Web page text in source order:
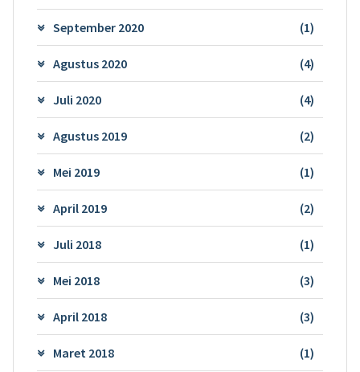
September 2020 (1)
Agustus 2020 (4)
Juli 2020 (4)
Agustus 2019 (2)
Mei 2019 (1)
April 2019 (2)
Juli 2018 (1)
Mei 2018 (3)
April 2018 (3)
Maret 2018 (1)